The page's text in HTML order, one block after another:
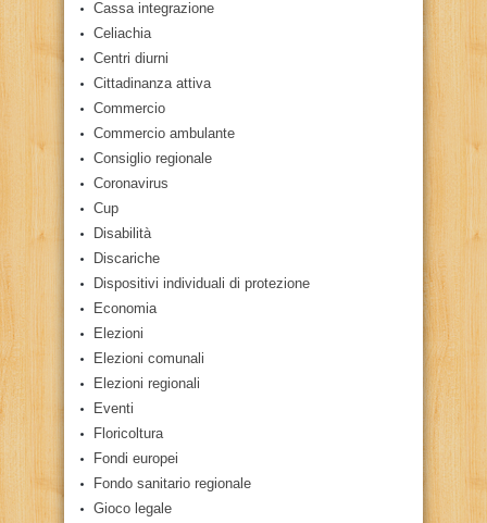
Cassa integrazione
Celiachia
Centri diurni
Cittadinanza attiva
Commercio
Commercio ambulante
Consiglio regionale
Coronavirus
Cup
Disabilità
Discariche
Dispositivi individuali di protezione
Economia
Elezioni
Elezioni comunali
Elezioni regionali
Eventi
Floricoltura
Fondi europei
Fondo sanitario regionale
Gioco legale